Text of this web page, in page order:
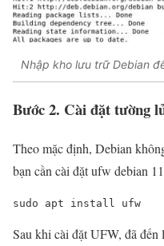
Nhập kho lưu trữ Debian
Bước 2. Cài đặt tường
Theo mặc định, Debian
bạn cần cài đặt ufw debian
sudo apt install ufw
Sau khi cài đặt UFW, đã